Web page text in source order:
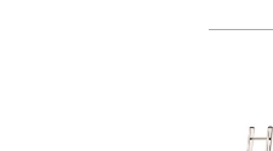
Quali